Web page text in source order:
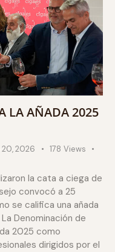
LA AÑADA 2025
20, 2026 178 Views
la cata a ciega de
convocó a 25
se califica una añada
Denominación de
2025 como
dirigidos por el